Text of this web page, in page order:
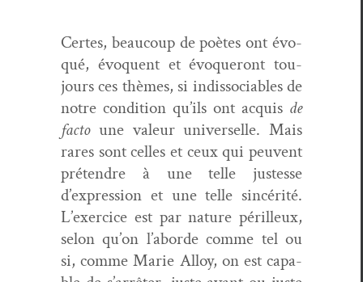
Certes, beau­coup de poètes ont évo­
qué, évo­quent et évo­queront tou­
jours ces thèmes, si indis­so­cia­bles de
notre con­di­tion qu’ils ont acquis de
fac­toune valeur uni­verselle. Mais
rares sont celles et ceux qui peu­vent
pré­ten­dre à une telle justesse
d’expression et une telle sincérité.
L’exercice est par nature périlleux,
selon qu’on l’aborde comme tel ou
si, comme Marie Alloy, on est capa­